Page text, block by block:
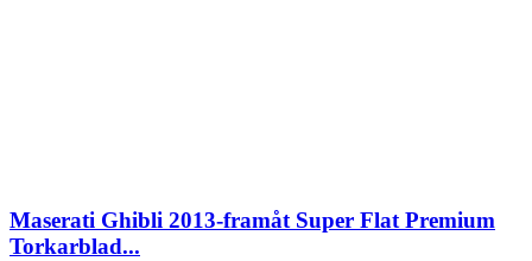
Maserati Ghibli 2013-framåt Super Flat Premium
Torkarblad...